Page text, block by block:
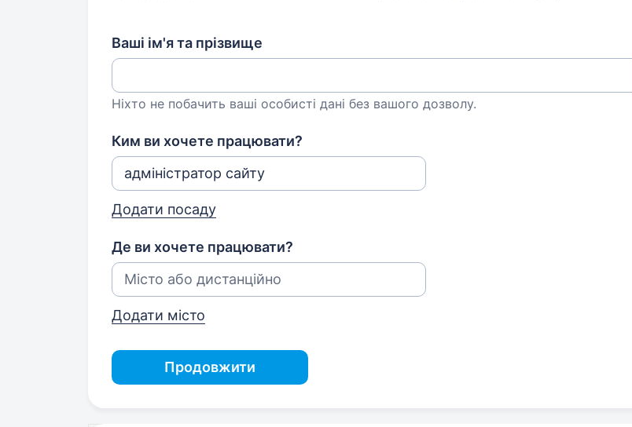
Ваші ім'я та прізвище
Ніхто не побачить ваші особисті дані без вашого дозволу.
Ким ви хочете працювати?
Додати посаду
Де ви хочете працювати?
Додати місто
Продовжити